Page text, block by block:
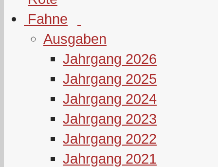
Ausgaben
Jahrgang 2026
Jahrgang 2025
Jahrgang 2024
Jahrgang 2023
Jahrgang 2022
Jahrgang 2021